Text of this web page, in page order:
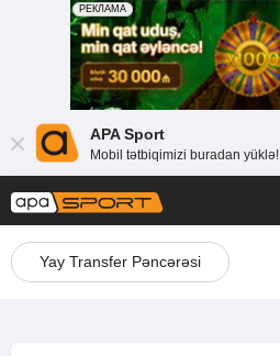
APA Sport
Mobil tətbiqimizi buradan yüklə!
Yay Transfer Pəncərəsi